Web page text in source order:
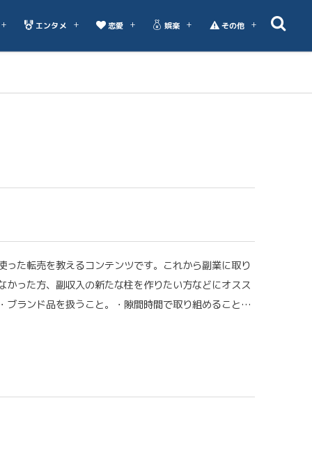
エンタメ 恋愛 娯楽 その他
った転売を教えるコンテンツです。これから副業に取り
かった方、副収入の新たな柱を作りたい方などにオスス
ブランド品を扱うこと。・隙間時間で取り組めること…